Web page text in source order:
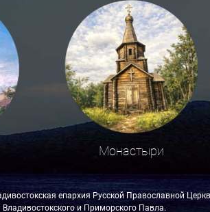
Монастыри
епархия Русской Православной
и Приморского Павла.